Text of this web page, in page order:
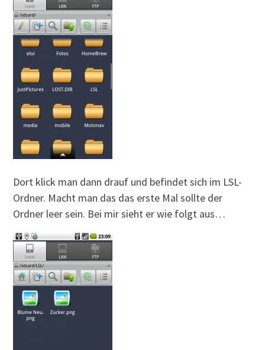
Dort klick man dann drauf und befindet sich im LSL-
Ordner. Macht man das das erste Mal sollte der
Ordner leer sein. Bei mir sieht er wie folgt aus…